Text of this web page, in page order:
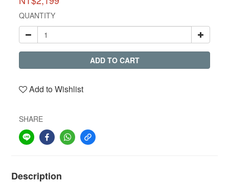
QUANTITY
ADD TO CART
Add to Wishlist
SHARE
Description